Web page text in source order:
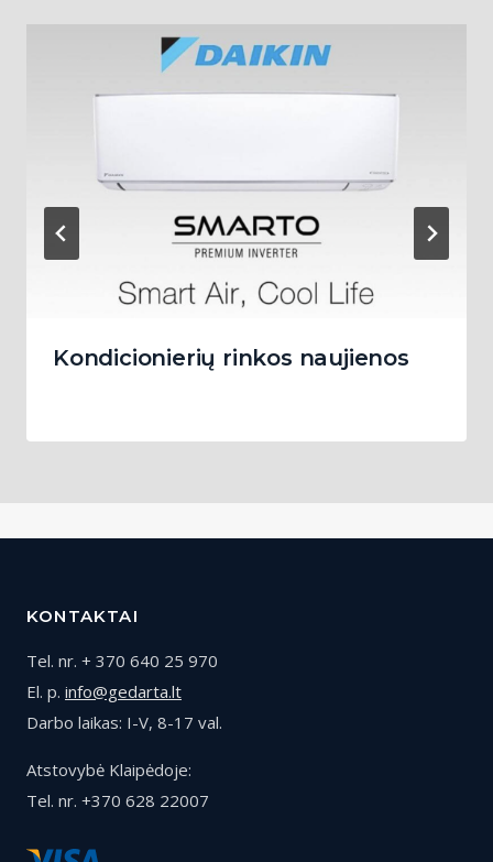
Kondicionierių rinkos naujienos
KONTAKTAI
Tel. nr. + 370 640 25 970
El. p. info@gedarta.lt
Darbo laikas: I-V, 8-17 val.
Atstovybė Klaipėdoje:
Tel. nr. +370 628 22007